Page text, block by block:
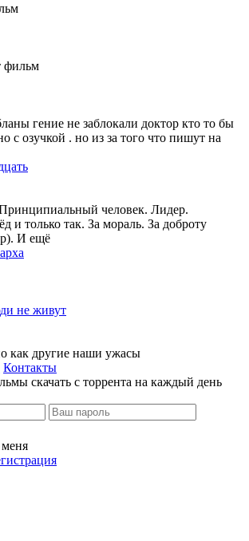
фильм
гение не заблокали доктор кто то бы
с озучкой . но из за того что пишут на
человек. Лидер.
и только так. За мораль. За доброту
И ещё
не живут
как другие наши ужасы
Контакты
скачать с торрента на каждый день